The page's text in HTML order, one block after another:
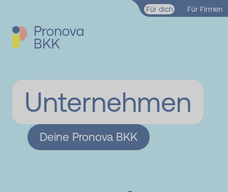
Zum Hauptinhalt springen
Für dich Für Firmen
Unternehmen
Deine Pronova BKK